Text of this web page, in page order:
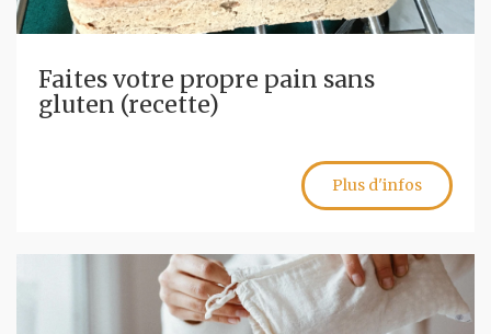
Faites votre propre pain sans
gluten (recette)
Plus d'infos